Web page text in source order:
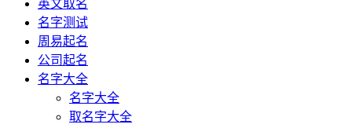
英文取名
名字测试
周易起名
公司起名
名字大全
名字大全
取名字大全